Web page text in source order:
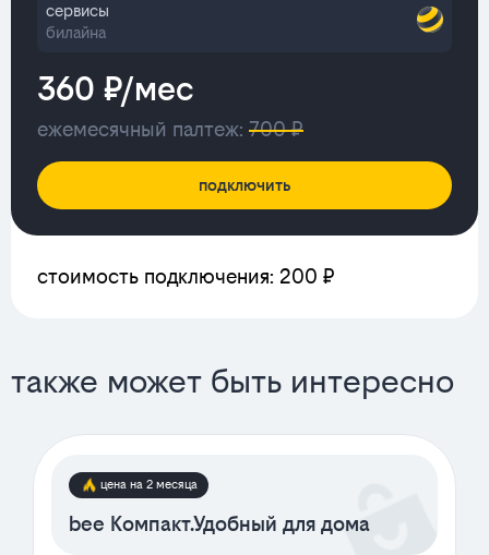
сервисы
билайна
360 ₽/мес
ежемесячный палтеж: 700 ₽
подключить
стоимость подключения: 200 ₽
также может быть интересно
цена на 2 месяца
bee Компакт.Удобный для дома